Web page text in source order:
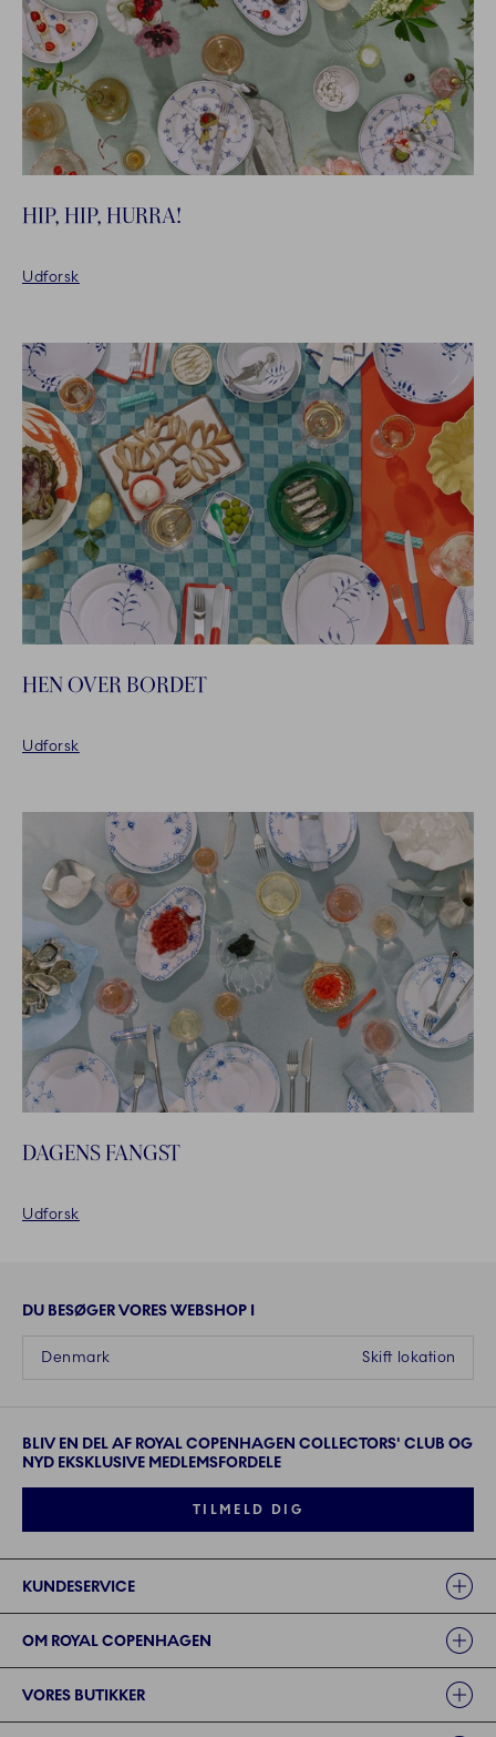
HIP, HIP, HURRA!
Udforsk
HEN OVER BORDET
Udforsk
DAGENS FANGST
Udforsk
DU BESØGER VORES WEBSHOP I
Skift lokation
Denmark
BLIV EN DEL AF ROYAL COPENHAGEN COLLECTORS' CLUB OG
NYD EKSKLUSIVE MEDLEMSFORDELE
TILMELD DIG
KUNDESERVICE
OM ROYAL COPENHAGEN
VORES BUTIKKER